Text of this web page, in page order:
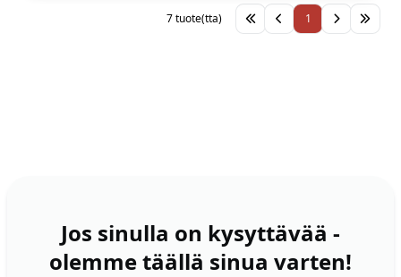
1
7 tuote(tta)
Jos sinulla on kysyttävää -
olemme täällä sinua varten!